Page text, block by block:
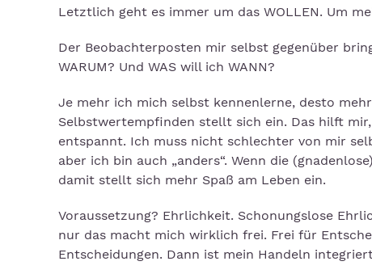
Letztlich geht es immer um das WOLLEN. Um
Der Beobachterposten mir selbst gegenüber
WARUM? Und WAS will ich WANN?
Je mehr ich mich selbst kennenlerne, desto
Selbstwertempfinden stellt sich ein. Das hilft
entspannt. Ich muss nicht schlechter von mir
aber ich bin auch „anders“. Wenn die
damit stellt sich mehr Spaß am Leben ein.
Voraussetzung? Ehrlichkeit. Schonungslose
nur das macht mich wirklich frei. Frei für
Entscheidungen. Dann ist mein Handeln